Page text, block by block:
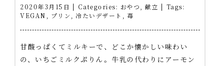
2020年3月15日 | Categories: おやつ 献立 | Tags:
VEGAN
プリン 冷たいデザート 苺
甘酸っぱくてミルキーで、どこか懐かしい味わい
の、いちごミルクぷりん。牛乳の代わりにアーモン